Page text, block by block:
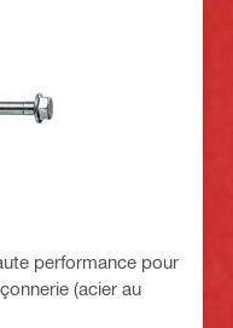
performance pour
(acier au